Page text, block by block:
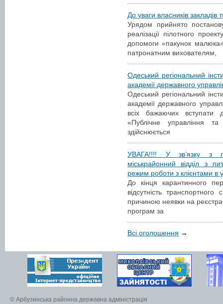
До уваги власників закладів
Урядом прийнято
реалізації пілотного
допомоги «пакунок
патронатним вихователям,
Одеський регіональний
академії державного
Одеський регіональний
академії державного
всіх бажаючих вступати
«Публічне управління та
здійснюється
УВАГА!!!! У зв’язку з
міськрайонний відділ з
режим роботи з клієнтами в
До кінця карантинного
відсутність
причиною неявки на
програм за
Всі оголошення →
© Арбузинська районна державна адміністрація